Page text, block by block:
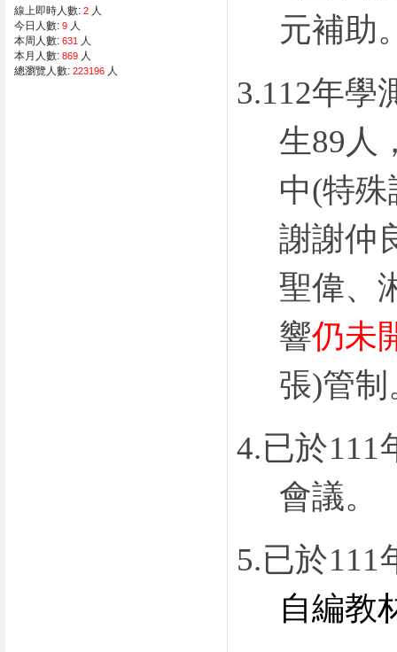
線上即時人數: 2 人
今日人數: 9 人
本周人數: 631 人
本月人數: 869 人
總瀏覽人數: 223196 人
元補助
3.112年學
生89 人
中(特殊
謝謝仲
聖偉、
響仍未
張)管制
4.已於111
會議。
5.已於111
自編教